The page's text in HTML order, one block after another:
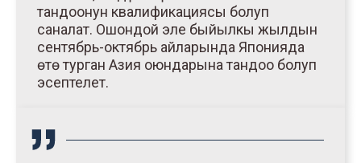
тандоонун квалификациясы болуп
саналат. Ошондой эле быйылкы жылдын
сентябрь-октябрь айларында Японияда
өтө турган Азия оюндарына тандоо болуп
эсептелет.